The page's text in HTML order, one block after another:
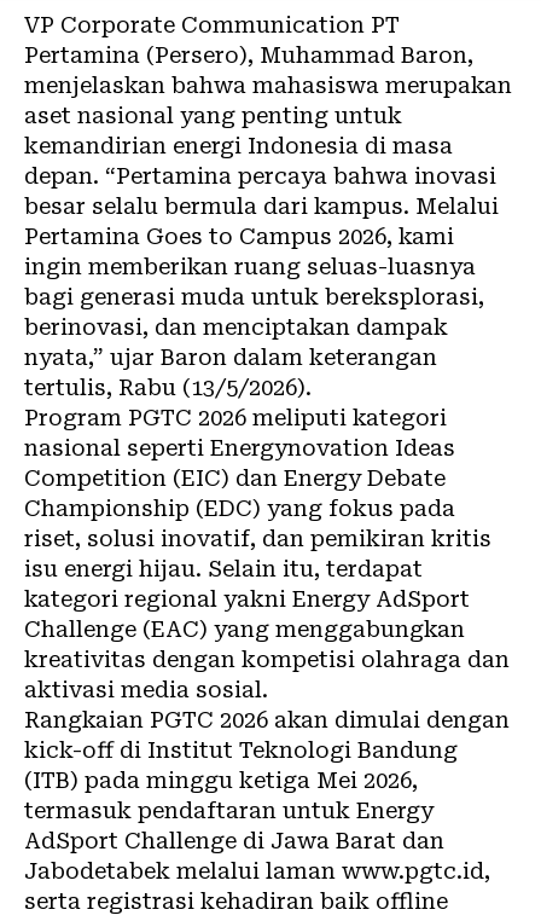
VP Corporate Communication PT
Pertamina (Persero), Muhammad Baron,
menjelaskan bahwa mahasiswa merupakan
aset nasional yang penting untuk
kemandirian energi Indonesia di masa
depan. “Pertamina percaya bahwa inovasi
besar selalu bermula dari kampus. Melalui
Pertamina Goes to Campus 2026, kami
ingin memberikan ruang seluas-luasnya
bagi generasi muda untuk bereksplorasi,
berinovasi, dan menciptakan dampak
nyata,” ujar Baron dalam keterangan
tertulis, Rabu (13/5/2026).
Program PGTC 2026 meliputi kategori
nasional seperti Energynovation Ideas
Competition (EIC) dan Energy Debate
Championship (EDC) yang fokus pada
riset, solusi inovatif, dan pemikiran kritis
isu energi hijau. Selain itu, terdapat
kategori regional yakni Energy AdSport
Challenge (EAC) yang menggabungkan
kreativitas dengan kompetisi olahraga dan
aktivasi media sosial.
Rangkaian PGTC 2026 akan dimulai dengan
kick-off di Institut Teknologi Bandung
(ITB) pada minggu ketiga Mei 2026,
termasuk pendaftaran untuk Energy
AdSport Challenge di Jawa Barat dan
Jabodetabek melalui laman www.pgtc.id,
serta registrasi kehadiran baik offline